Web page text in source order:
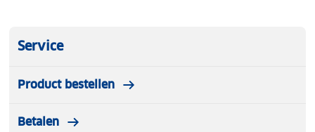
Service
Product bestellen
Betalen